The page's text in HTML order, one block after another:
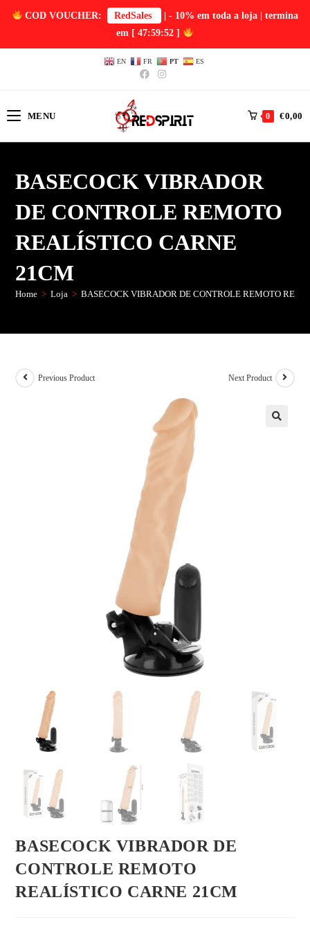
COD VOUCHER: RedSales
| - 10% em toda a loja | termina
em [ 47:59:52 ]
EN FR PT ES
MENU 0 €0,00
BASECOCK VIBRADOR
DE CONTROLE REMOTO
REALÍSTICO CARNE
21CM
Home > Loja > BASECOCK VIBRADOR DE CONTROLE REMOTO
Previous Product Next Product
BASECOCK VIBRADOR DE
CONTROLE REMOTO
REALÍSTICO CARNE 21CM